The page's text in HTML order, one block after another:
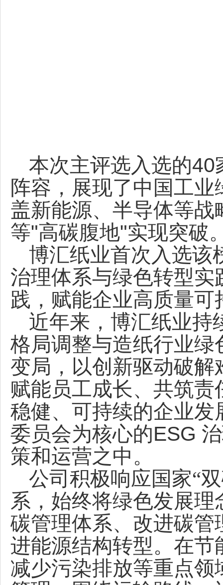
本次主评选入选的40
阵容，展现了中国工
盖新能源、半导体等
等"高碳腹地"实现突破
博汇纸业首次入选该
治理体系与绿色转型实
践，赋能企业高质量
近年来，博汇纸业持
格局调整与造纸行业
变局，以创新驱动破
赋能员工成长、共筑
稳健、可持续的企业
委员会为核心的ESG
策和运营之中。
公司积极响应国家“
系，始终将绿色发展
碳管理体系、改进碳
进能源结构转型。在
减少污染排放等重点